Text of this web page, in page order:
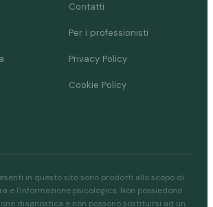
Contatti
Per i professionisti
Privacy Policy
Cookie Policy
in questo sito sono prodotti allo scopo di
e l'informazione psicologica. Non possiedono
diagnostica e non possono sostituirsi ad un